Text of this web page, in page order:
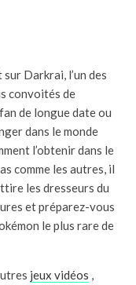
Darkrai, l’un des
convoités de
de longue date ou
dans le monde
l’obtenir dans le
comme les autres, il
les dresseurs du
et préparez-vous
le plus rare de
jeux vidéos ,